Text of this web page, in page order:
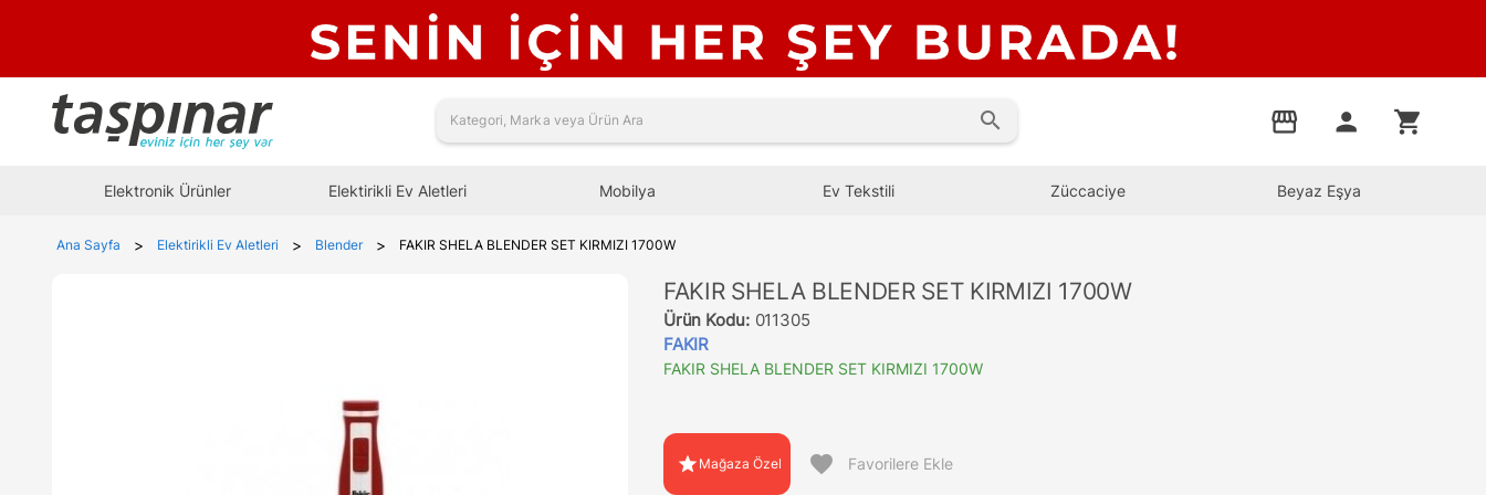
search storefront person shopping_cart
Elektronik Ürünler Elektirikli Ev Aletleri Mobilya Ev Tekstili Züccaciye Beyaz Eşya
Ana Sayfa > Elektirikli Ev Aletleri > Blender > FAKIR SHELA BLENDER SET KIRMIZI 1700W
FAKIR SHELA BLENDER SET KIRMIZI 1700W
Ürün Kodu: 011305
FAKIR
FAKIR SHELA BLENDER SET KIRMIZI 1700W
star Mağaza Özel favorite Favorilere Ekle